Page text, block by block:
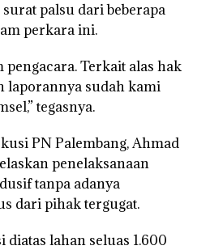
palsu dari beberapa
perkara ini.
pengacara. Terkait alas hak
laporannya sudah kami
tegasnya.
PN Palembang, Ahmad
penelaksanaan
tanpa adanya
dari pihak tergugat.
diatas lahan seluas 1.600